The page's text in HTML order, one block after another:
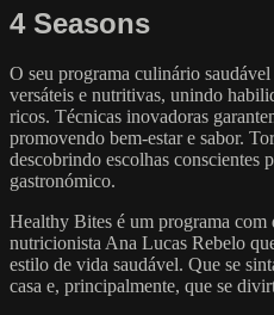
4 Seasons
O seu programa culinário
versáteis e nutritivas, unindo
ricos. Técnicas inovadoras
promovendo bem-estar e sabor.
descobrindo escolhas conscientes
gastronómico.
Healthy Bites é um programa com
nutricionista Ana Lucas Rebelo
estilo de vida saudável. Que se
casa e, principalmente, que se